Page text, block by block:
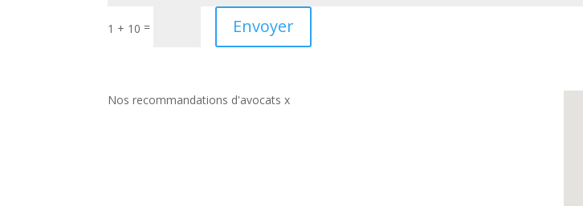
1 + 10 = Envoyer
Nos recommandations d'avocats x